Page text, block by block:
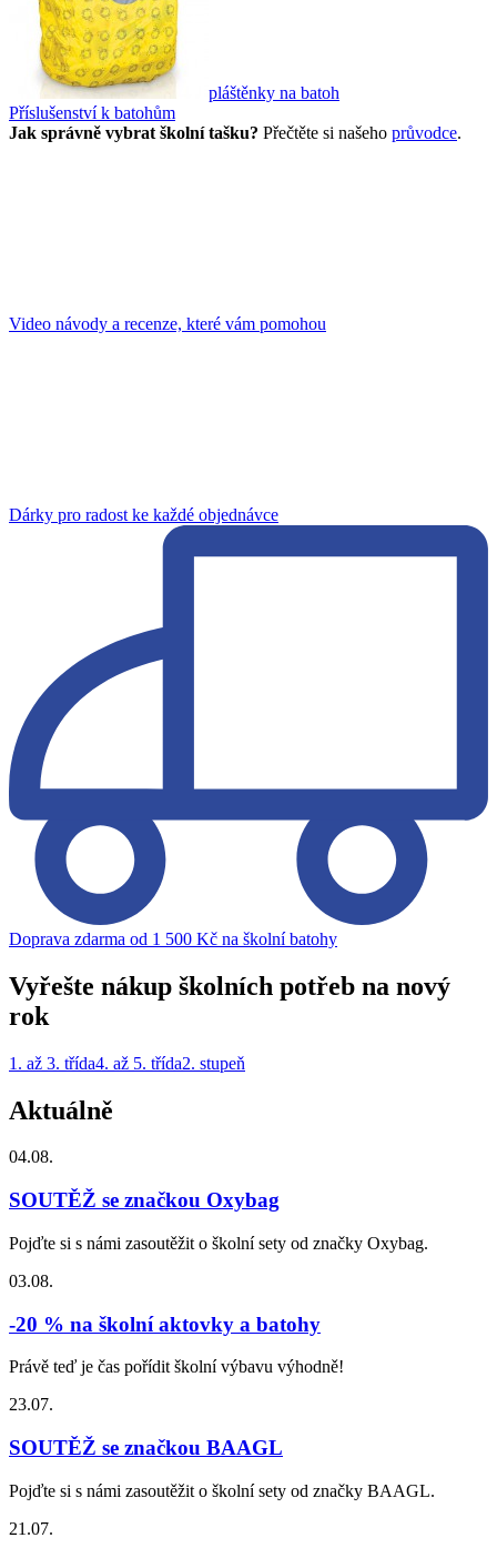
pláštěnky na batoh
Příslušenství k batohům
Jak správně vybrat školní tašku? Přečtěte si našeho průvodce.
Video návody a recenze, které vám pomohou
Dárky pro radost ke každé objednávce
Doprava zdarma od 1 500 Kč na školní batohy
Vyřešte nákup školních potřeb na nový
rok
1. až 3. třída4. až 5. třída2. stupeň
Aktuálně
04.08.
SOUTĚŽ se značkou Oxybag
Pojďte si s námi zasoutěžit o školní sety od značky Oxybag.
03.08.
-20 % na školní aktovky a batohy
Právě teď je čas pořídit školní výbavu výhodně!
23.07.
SOUTĚŽ se značkou BAAGL
Pojďte si s námi zasoutěžit o školní sety od značky BAAGL.
21.07.